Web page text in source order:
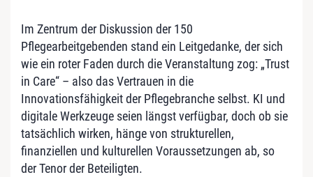
Im Zentrum der Diskussion der 150
Pflegearbeitgebenden stand ein Leitgedanke, der sich
wie ein roter Faden durch die Veranstaltung zog: „Trust
in Care“ – also das Vertrauen in die
Innovationsfähigkeit der Pflegebranche selbst. KI und
digitale Werkzeuge seien längst verfügbar, doch ob sie
tatsächlich wirken, hänge von strukturellen,
finanziellen und kulturellen Voraussetzungen ab, so
der Tenor der Beteiligten.